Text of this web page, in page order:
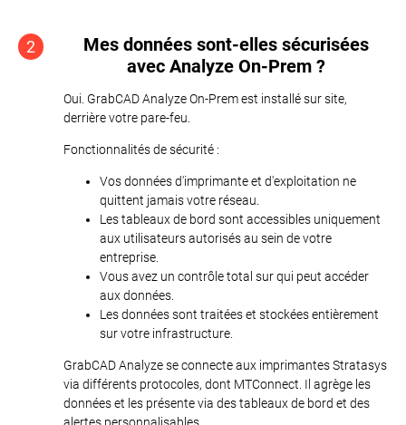
2
Mes données sont-elles sécurisées
avec Analyze On-Prem ?
Oui. GrabCAD Analyze On-Prem est installé sur site,
derrière votre pare-feu.
Fonctionnalités de sécurité :
Vos données d'imprimante et d'exploitation ne
quittent jamais votre réseau.
Les tableaux de bord sont accessibles uniquement
aux utilisateurs autorisés au sein de votre
entreprise.
Vous avez un contrôle total sur qui peut accéder
aux données.
Les données sont traitées et stockées entièrement
sur votre infrastructure.
GrabCAD Analyze se connecte aux imprimantes Stratasys
via différents protocoles, dont MTConnect. Il agrège les
données et les présente via des tableaux de bord et des